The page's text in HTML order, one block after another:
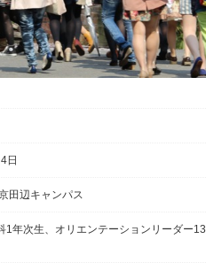
日
田辺キャンパス
1年次生、オリエンテーションリーダー